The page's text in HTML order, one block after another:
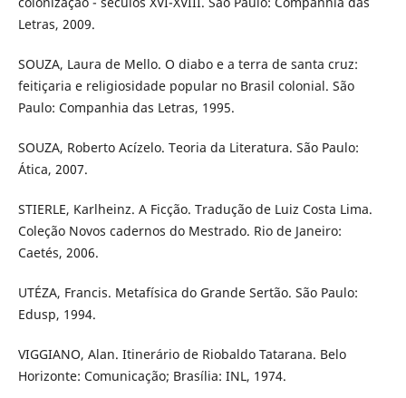
Letras, 2009.
SOUZA, Laura de Mello. O diabo e a terra de santa cruz:
feitiçaria e religiosidade popular no Brasil colonial. São
Paulo: Companhia das Letras, 1995.
SOUZA, Roberto Acízelo. Teoria da Literatura. São Paulo:
Ática, 2007.
STIERLE, Karlheinz. A Ficção. Tradução de Luiz Costa Lima.
Coleção Novos cadernos do Mestrado. Rio de Janeiro:
Caetés, 2006.
UTÉZA, Francis. Metafísica do Grande Sertão. São Paulo:
Edusp, 1994.
VIGGIANO, Alan. Itinerário de Riobaldo Tatarana. Belo
Horizonte: Comunicação; Brasília: INL, 1974.